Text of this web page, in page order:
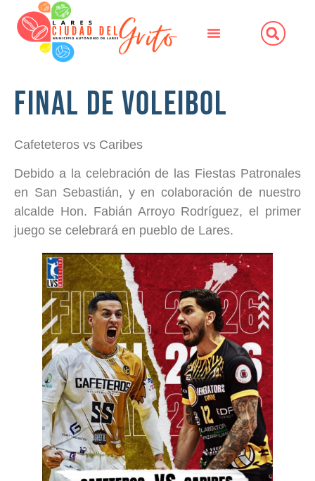
Final de Voleibol
Cafeteteros vs Caribes
Debido a la celebración de las Fiestas Patronales
en San Sebastián, y en colaboración de nuestro
alcalde Hon. Fabián Arroyo Rodríguez, el primer
juego se celebrará en pueblo de Lares.